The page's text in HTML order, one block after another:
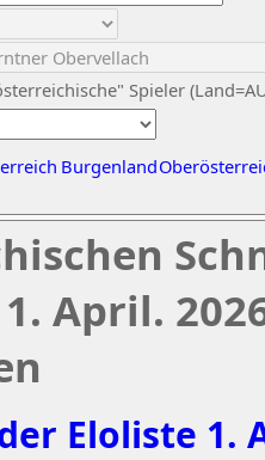
Spieler
Burgenland
April.
Eloliste 1.